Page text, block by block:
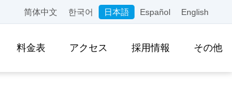
简体中文 한국어 日本語 Español English
料金表 アクセス 採用情報 その他